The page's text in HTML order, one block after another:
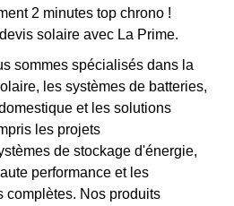
2 minutes top chrono !
solaire avec La Prime.
sommes spécialisés dans la
les systèmes de batteries,
et les solutions
les projets
de stockage d'énergie,
performance et les
complètes. Nos produits